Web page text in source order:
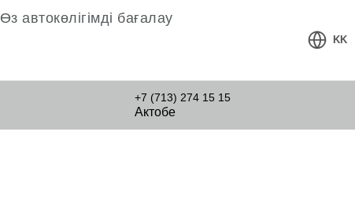
+7 (713) 274 15 15
Актобе
Өз автокөлігімді бағалау
KK